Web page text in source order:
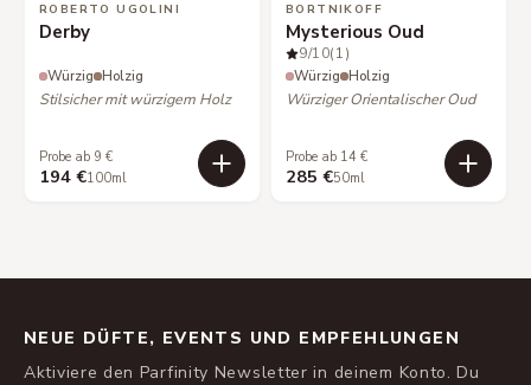
ROBERTO UGOLINI
Derby
Würzig Holzig
Stilsicher mit würzigem Holz
Probe ab 9 €
194 €100ml
BORTNIKOFF
Mysterious Oud
9/10(1)
Würzig Holzig
Würziger Orientalischer Oud
Probe ab 14 €
285 €50ml
NEUE DÜFTE, EVENTS UND EMPFEHLUNGEN
Aktiviere den Parfinity Newsletter in deinem Konto. Du